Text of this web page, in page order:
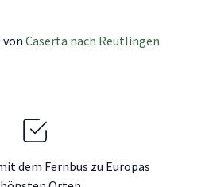
von Caserta nach Reutlingen
dem Fernbus zu Europas